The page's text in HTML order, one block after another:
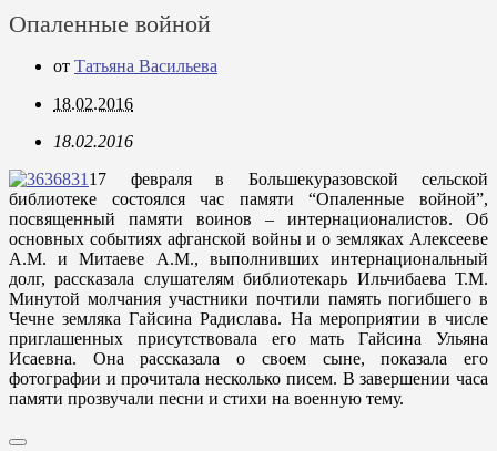
Опаленные войной
от Татьяна Васильева
18.02.2016
18.02.2016
17 февраля в Большекуразовской сельской
библиотеке состоялся час памяти “Опаленные войной”,
посвященный памяти воинов – интернационалистов. Об
основных событиях афганской войны и о земляках Алексееве
А.М. и Митаеве А.М., выполнивших интернациональный
долг, рассказала слушателям библиотекарь Ильчибаева Т.М.
Минутой молчания участники почтили память погибшего в
Чечне земляка Гайсина Радислава. На мероприятии в числе
приглашенных присутствовала его мать Гайсина Ульяна
Исаевна. Она рассказала о своем сыне, показала его
фотографии и прочитала несколько писем. В завершении часа
памяти прозвучали песни и стихи на военную тему.